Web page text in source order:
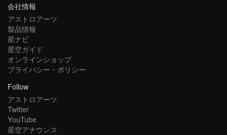
会社情報
アストロアーツ
製品情報
星ナビ
星空ガイド
オンラインショップ
プライバシー・ポリシー
Follow
アストロアーツ
Twitter
YouTube
星空アナウンス